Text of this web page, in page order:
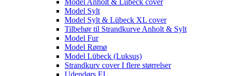
Model Anholt & Lübeck cover
Model Sylt
Model Sylt & Lübeck XL cover
Tilbehør til Strandkurve Anholt & Sylt
Model Fur
Model Rømø
Model Lübeck (Luksus)
Strandkurv cover I flere størrelser
Udendørs EL